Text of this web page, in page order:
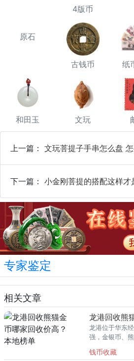
4版币
原石
古钱币 纸
和田玉 文玩
上一篇： 文玩菩提子手串怎么盘
下一篇： 小金刚菩提的搭配这样才
专家鉴定
相关文章
龙港位于华东
强，金银币、
熊猫金币的需
钱币收藏